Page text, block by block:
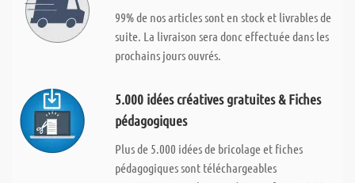
99% de nos articles sont en stock et livrables de
suite. La livraison sera donc effectuée dans les
prochains jours ouvrés.
5.000 idées créatives gratuites & Fiches
pédagogiques
Plus de 5.000 idées de bricolage et fiches
pédagogiques sont téléchargeables